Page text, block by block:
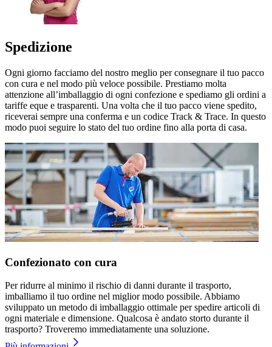
Spedizione
Ogni giorno facciamo del nostro meglio per consegnare il tuo pacco
con cura e nel modo più veloce possibile. Prestiamo molta
attenzione all’imballaggio di ogni confezione e spediamo gli ordini a
tariffe eque e trasparenti. Una volta che il tuo pacco viene spedito,
riceverai sempre una conferma e un codice Track & Trace. In questo
modo puoi seguire lo stato del tuo ordine fino alla porta di casa.
Confezionato con cura
Per ridurre al minimo il rischio di danni durante il trasporto,
imballiamo il tuo ordine nel miglior modo possibile. Abbiamo
sviluppato un metodo di imballaggio ottimale per spedire articoli di
ogni materiale e dimensione. Qualcosa è andato storto durante il
trasporto? Troveremo immediatamente una soluzione.